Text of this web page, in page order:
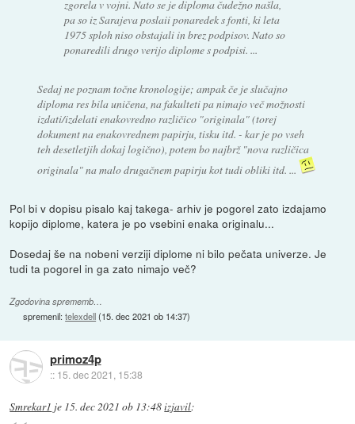
zgorela v vojni. Nato se je diploma čudežno našla,
pa so iz Sarajeva poslaii ponaredek s fonti, ki leta
1975 sploh niso obstajali in brez podpisov. Nato so
ponaredili drugo verijo diplome s podpisi. ...
Sedaj ne poznam točne kronologije; ampak če je slučajno
diploma res bila uničena, na fakulteti pa nimajo več možnosti
izdati/izdelati enakovredno različico "originala" (torej
dokument na enakovrednem papirju, tisku itd. - kar je po vseh
teh desetletjih dokaj logično), potem bo najbrž "nova različica
originala" na malo drugačnem papirju kot tudi obliki itd. ...
Pol bi v dopisu pisalo kaj takega- arhiv je pogorel zato izdajamo
kopijo diplome, katera je po vsebini enaka originalu...
Dosedaj še na nobeni verziji diplome ni bilo pečata univerze. Je
tudi ta pogorel in ga zato nimajo več?
Zgodovina sprememb…
spremenil:telexdell(15. dec 2021 ob 14:37)
primoz4p
:: 15. dec 2021, 15:38
Smrekar1 je 15. dec 2021 ob 13:48izjavil: